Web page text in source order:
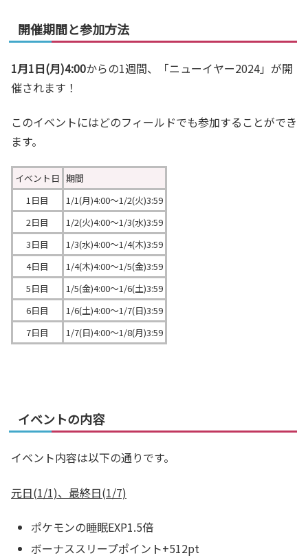
開催期間と参加方法
1月1日(月)4:00からの1週間、「ニューイヤー2024」が開
催されます！
このイベントにはどのフィールドでも参加することができ
ます。
イベント日 期間
1日目
1/1(月)4:00～1/2(火)3:59
2日目
1/2(火)4:00～1/3(水)3:59
3日目
1/3(水)4:00～1/4(木)3:59
4日目
1/4(木)4:00～1/5(金)3:59
5日目
1/5(金)4:00～1/6(土)3:59
6日目
1/6(土)4:00～1/7(日)3:59
7日目
1/7(日)4:00～1/8(月)3:59
イベントの内容
イベント内容は以下の通りです。
元日(1/1)、最終日(1/7)
ポケモンの睡眠EXP1.5倍
ボーナススリープポイント+512pt